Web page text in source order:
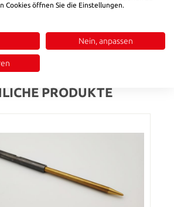
PRODUKTE
Cookies öffnen Sie die Einstellungen.
Nein, anpassen